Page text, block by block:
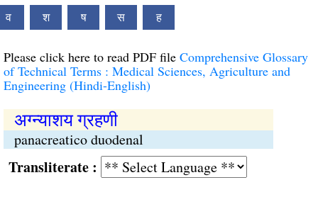
व श ष स ह
Please click here to read PDF file Comprehensive Glossary
of Technical Terms : Medical Sciences, Agriculture and
Engineering (Hindi-English)
अग्न्याशय ग्रहणी
panacreatico duodenal
: